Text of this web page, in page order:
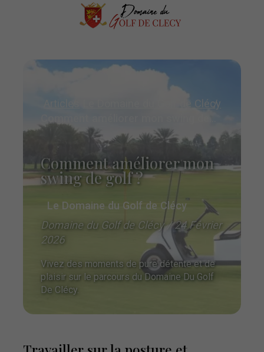
Le Domaine du Golf de Clécy
Comment améliorer mon
swing de golf ?
Le Domaine du Golf de Clécy
Domaine du Golf de Clécy / 24 Février
2026
Vivez des moments de pure détente et de
plaisir sur le parcours du Domaine Du Golf
De Clécy.